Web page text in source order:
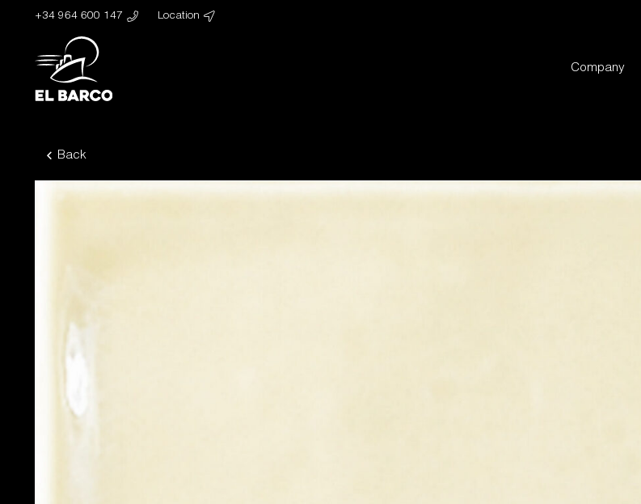
+34 964 600 147 Location
Company
Back